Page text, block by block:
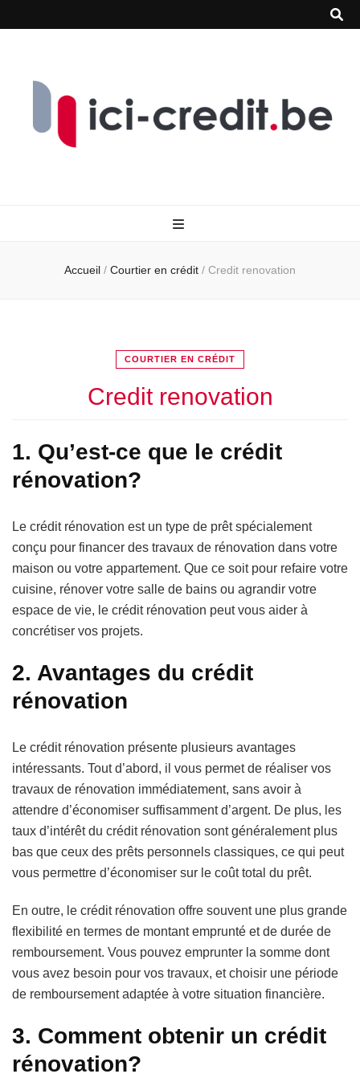
Accueil / Courtier en crédit / Credit renovation
COURTIER EN CRÉDIT
Credit renovation
1. Qu’est-ce que le crédit
rénovation?
Le crédit rénovation est un type de prêt spécialement
conçu pour financer des travaux de rénovation dans votre
maison ou votre appartement. Que ce soit pour refaire votre
cuisine, rénover votre salle de bains ou agrandir votre
espace de vie, le crédit rénovation peut vous aider à
concrétiser vos projets.
2. Avantages du crédit
rénovation
Le crédit rénovation présente plusieurs avantages
intéressants. Tout d’abord, il vous permet de réaliser vos
travaux de rénovation immédiatement, sans avoir à
attendre d’économiser suffisamment d’argent. De plus, les
taux d’intérêt du crédit rénovation sont généralement plus
bas que ceux des prêts personnels classiques, ce qui peut
vous permettre d’économiser sur le coût total du prêt.
En outre, le crédit rénovation offre souvent une plus grande
flexibilité en termes de montant emprunté et de durée de
remboursement. Vous pouvez emprunter la somme dont
vous avez besoin pour vos travaux, et choisir une période
de remboursement adaptée à votre situation financière.
3. Comment obtenir un crédit
rénovation?